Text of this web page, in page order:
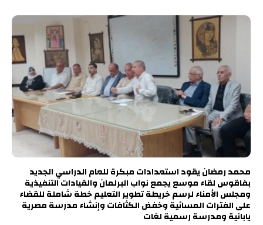
محمد رمضان يقود استعدادات مبكرة للعام الدراسي الجديد
بفاقوس لقاء موسع يجمع نواب البرلمان والقيادات التنفيذية
ومجلس الأمناء لرسم خريطة تطوير التعليم خطة شاملة للقضاء
على الفترات المسائية وخفض الكثافات وإنشاء مدرسة مصرية
يابانية ومدرسة رسمية لغات